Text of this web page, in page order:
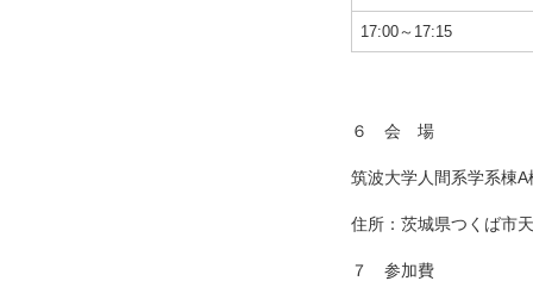
17:00～17:15
６ 会 場
筑波大学人間系学系棟
住所：茨城県つくば市
７ 参加費